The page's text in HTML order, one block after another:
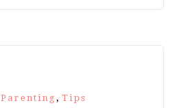
Parenting , Tips